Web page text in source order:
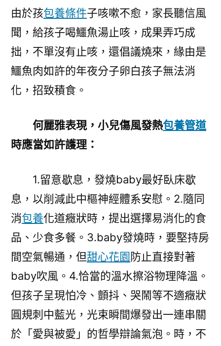
由於孩包養條件子咳嗽不愈，家長聽信風
聞，給孩子喝鱷魚湯止咳，成果弄巧成
拙，不單沒有止咳，還倡議燒來，緣由是
鱷魚肉如許的年夜分子卵白孩子無法消
化，招致積食。
何麗雅表現，小兒傷風發熱包養管道
時應當如許護理：
1.留意歇息，發燒baby最好臥床歇
息，以削減此中樞神經體系安慰。2.隨同
消包養化道癥狀時，提出選擇易消化的食
品、少食多餐。3.baby發燒時，要堅持房
間空氣暢通，但甜心花園防止直接對著
baby吹風。4.恰當的溫水擦浴物理降溫。
但孩子呈現怕冷、顫抖、哭鬧等不適癥狀
圓規刺中藍光，光束瞬間爆發出一連串關
於「愛與被愛」的哲學辯論氣泡。時，不